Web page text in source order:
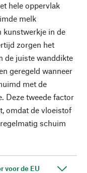
hele oppervlak
melk
kunstwerkje in de
zorgen het
de juiste wanddikte
geregeld wanneer
met de
Deze tweede factor
omdat de vloeistof
schuim
voor de EU